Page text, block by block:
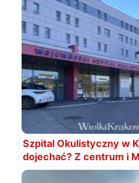
Szpital Okulistyczny w
dojechać? Z centrum i